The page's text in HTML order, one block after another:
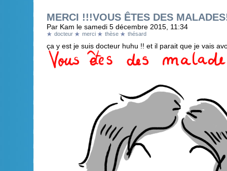
MERCI !!!VOUS ÊTES DES
Par Kam le samedi 5 décembre 2015, 11:34
docteur merci thèse thésard
ça y est je suis docteur huhu !! et il parait que je vais